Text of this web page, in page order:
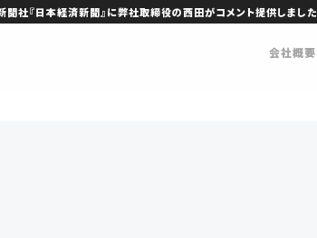
聞社『日本経済新聞』に弊社取締役の西田がコメント提供しました
会社概要